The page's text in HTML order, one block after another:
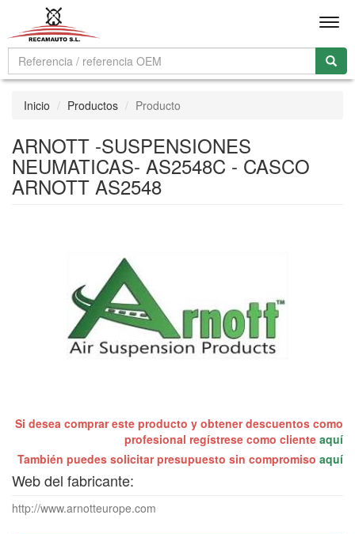
Inicio Productos Producto
ARNOTT -SUSPENSIONES
NEUMATICAS- AS2548C - CASCO
ARNOTT AS2548
Si desea comprar este producto y obtener descuentos como
profesional regístrese como cliente aquí
También puedes solicitar presupuesto sin compromiso aquí
Web del fabricante:
http://www.arnotteurope.com